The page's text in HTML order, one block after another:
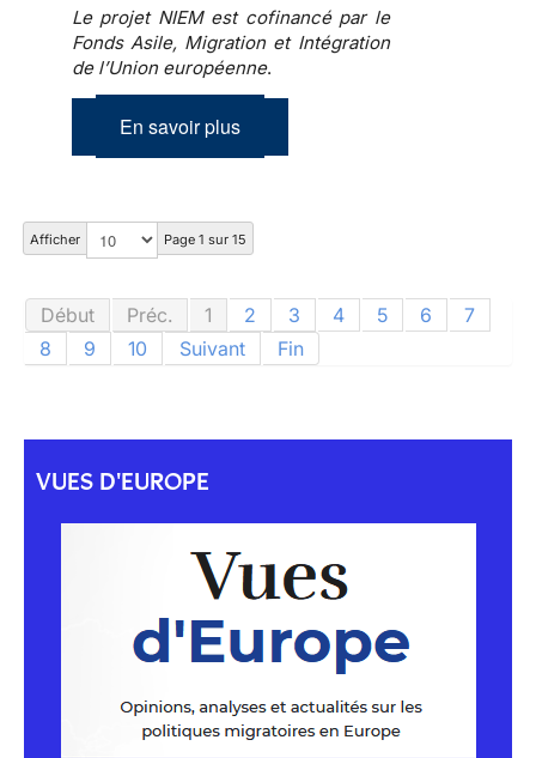
Le projet NIEM est cofinancé par le
Fonds Asile, Migration et Intégration
de l’Union européenne.
En savoir plus
Afficher Page 1 sur 15
Début Préc. 1 2 3 4 5 6
7
8
9 10 Suivant Fin
VUES D'EUROPE